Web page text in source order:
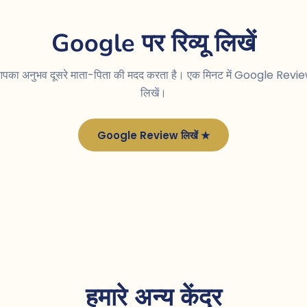
Google पर रिव्यू लिखें
अनुभव दूसरे माता-पिता की मदद करता है। एक मिनट में Google
लिखें।
Google Review लिखें ★
हमारे अन्य केंद्र